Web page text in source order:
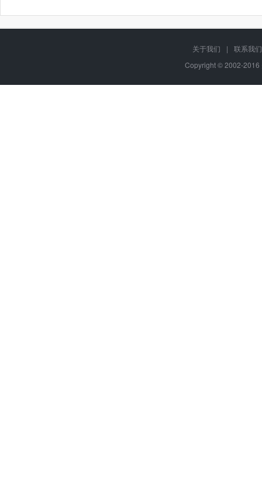
关于我们 |
联系我们
Copyright © 2002-